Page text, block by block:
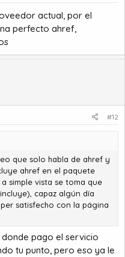
actual, por el
perfecto ahref,
#12
que solo habla de ahref y
ahref en el paquete
simple vista se toma que
capaz algún día
satisfecho con la página
donde pago el servicio
tu punto, pero eso ya le